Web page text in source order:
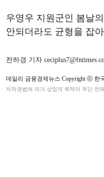
우영우 지원군인 봄날
안되더라도 균형을 잡
전하경 기자
데일리 금융경제뉴스 Copyright ⓒ 한
저작권법에 의거 상업적 목적의 무단 전